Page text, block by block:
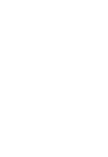
Durante los registros
maquinaria de
elaboración y
fraudulentas ocultas
activas las
inspecciones y
La operación ha sido
Principal de Gines y
disposición de la
un Delito contra la